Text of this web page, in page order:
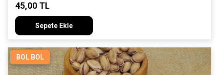
45,00 TL
Sepete Ekle
BOL BOL